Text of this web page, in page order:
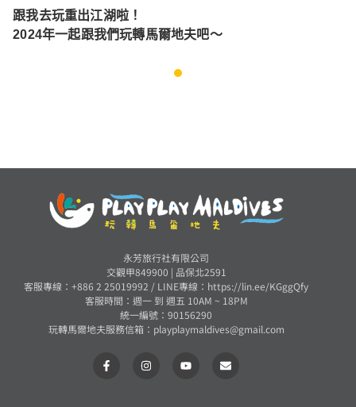
重出江湖啦！
起跟我們玩轉馬爾地夫吧～
永芳旅行社有限公司
交觀甲849900 | 品保北2591
客服專線：+886 2 25019992 / LINE專線：https://lin.ee/KGggQfy
客服時間：週一 到 週五 10AM ~ 18PM
統一編號：90156290
玩轉馬爾地夫服務信箱： playplaymaldives@gmail.com